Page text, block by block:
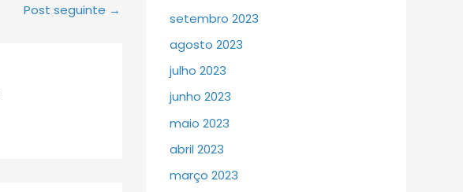
Post seguinte →
setembro 2023
agosto 2023
julho 2023
junho 2023
maio 2023
abril 2023
março 2023